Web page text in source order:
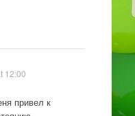
12:00
привел к